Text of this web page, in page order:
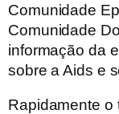
Comunidade
Comunidade
informação da
sobre a Aids e
Rapidamente o